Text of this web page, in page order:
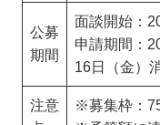
公募
期間
面談開始：
申請期間：
16⽇（金）
注意
※募集枠：